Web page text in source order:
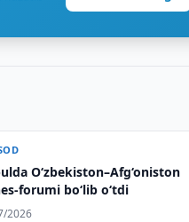
O‘zbekiston–Afg‘oniston
forumi bo‘lib o‘tdi
2026